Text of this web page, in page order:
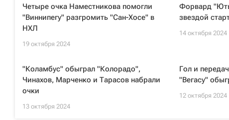
Четыре очка Наместникова помогли
"Виннипегу" разгромить "Сан-Хосе" в
НХЛ
19 октября 2024
Форвард
звездой
14 октября 2024
"Коламбус" обыграл "Колорадо",
Чинахов, Марченко и Тарасов набрали
очки
13 октября 2024
Гол и
"Вегасу"
12 октября 2024